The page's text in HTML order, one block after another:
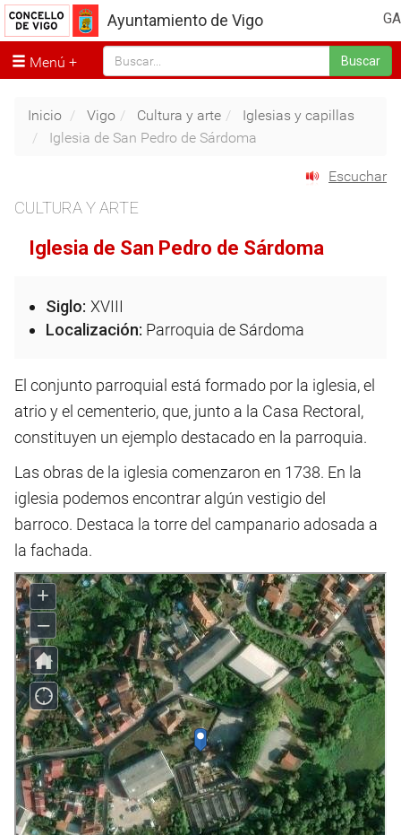
GA
Ayuntamiento de Vigo
Menú Buscar
Inicio Vigo Cultura y arte
Iglesias y capillas
Iglesia de San Pedro de Sárdoma
Escuchar
CULTURA Y ARTE
Iglesia de San Pedro de Sárdoma
Siglo: XVIII
Localización: Parroquia de Sárdoma
El conjunto parroquial está formado por la iglesia, el
atrio y el cementerio, que, junto a la Casa Rectoral,
constituyen un ejemplo destacado en la parroquia.
Las obras de la iglesia comenzaron en 1738. En la
iglesia podemos encontrar algún vestigio del
barroco. Destaca la torre del campanario adosada a
la fachada.